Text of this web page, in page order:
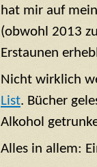
hat mir auf
(obwohl 2013
Erstaunen
Nicht wirklich
List. Bücher
Alkohol
Alles in allem: